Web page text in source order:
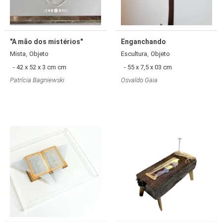
"A mão dos mistérios"
Mista, Objeto
- 42 x 52 x 3 cm cm
Patrícia Bagniewski
Enganchando
Escultura, Objeto
- 55 x 7,5 x 03 cm
Osvaldo Gaia